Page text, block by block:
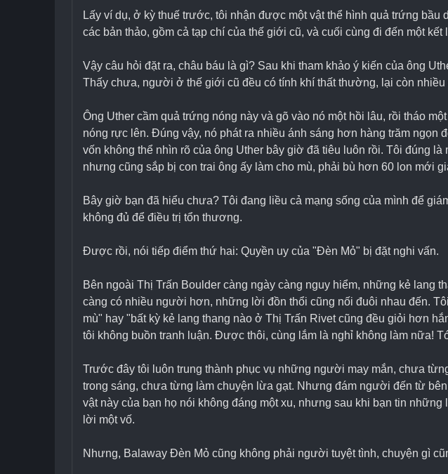
Lấy ví dụ, ở kỳ thuế trước, tôi nhận được một vật thể hình quả trứng
các bản thảo, gồm cả tạp chí của thế giới cũ, và cuối cùng đi đến một
Vậy câu hỏi đặt ra, châu báu là gì? Sau khi tham khảo ý kiến của ông
Thấy chưa, người ở thế giới cũ đều có tính khí thất thường, lại còn nhiều
Ông Uther cầm quả trứng nóng này và gõ vào nó một hồi lâu, rồi tháo
nóng rực lên. Đúng vậy, nó phát ra nhiều ánh sáng hơn hàng trăm
vốn không thể nhìn rõ của ông Uther bây giờ đã tiêu luôn rồi. Tôi đúng
nhưng cũng sắp bị con trai ông ấy làm cho mù, phải bù hơn 60 lon mới
Bây giờ bạn đã hiểu chưa? Tôi đang liều cả mạng sống của mình để
không đủ để điều trị tổn thương.
Được rồi, nói tiếp điểm thứ hai: Quyền uy của "Đèn Mỏ" bị đặt nghi vấn.
Bên ngoài Thị Trấn Boulder càng ngày càng nguy hiểm, những kẻ lang
càng có nhiều người hơn, những lời đồn thổi cũng nối đuôi nhau đến.
mù" hay "bất kỳ kẻ lang thang nào ở Thị Trấn Rivet cũng đều giỏi hơn
tôi không buồn tranh luận. Được thôi, cùng lắm là nghỉ không làm nữa!
Trước đây tôi luôn trung thành phục vụ những người may mắn, chưa
trong sáng, chưa từng làm chuyện lừa gạt. Nhưng đám người đến từ
vật này của bạn họ nói không đáng một xu, nhưng sau khi bạn tin
lời một vố.
Nhưng, Balaway Đèn Mỏ cũng không phải người tuyệt tình, chuyện gì